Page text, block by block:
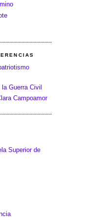
Guerra Civil
Campoamor
Superior de